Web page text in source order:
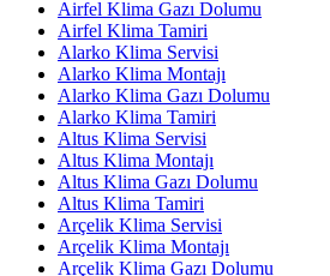
Airfel Klima Gazı Dolumu
Airfel Klima Tamiri
Alarko Klima Servisi
Alarko Klima Montajı
Alarko Klima Gazı Dolumu
Alarko Klima Tamiri
Altus Klima Servisi
Altus Klima Montajı
Altus Klima Gazı Dolumu
Altus Klima Tamiri
Arçelik Klima Servisi
Arçelik Klima Montajı
Arçelik Klima Gazı Dolumu